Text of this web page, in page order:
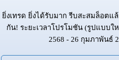
ยิ่งเทรด ยิ่งได้รับมาก รีบสะสมล็อตแ
กัน! ระยะเวลาโปรโมชัน (รูปแบบใ
2568 - 26 กุมภาพันธ์